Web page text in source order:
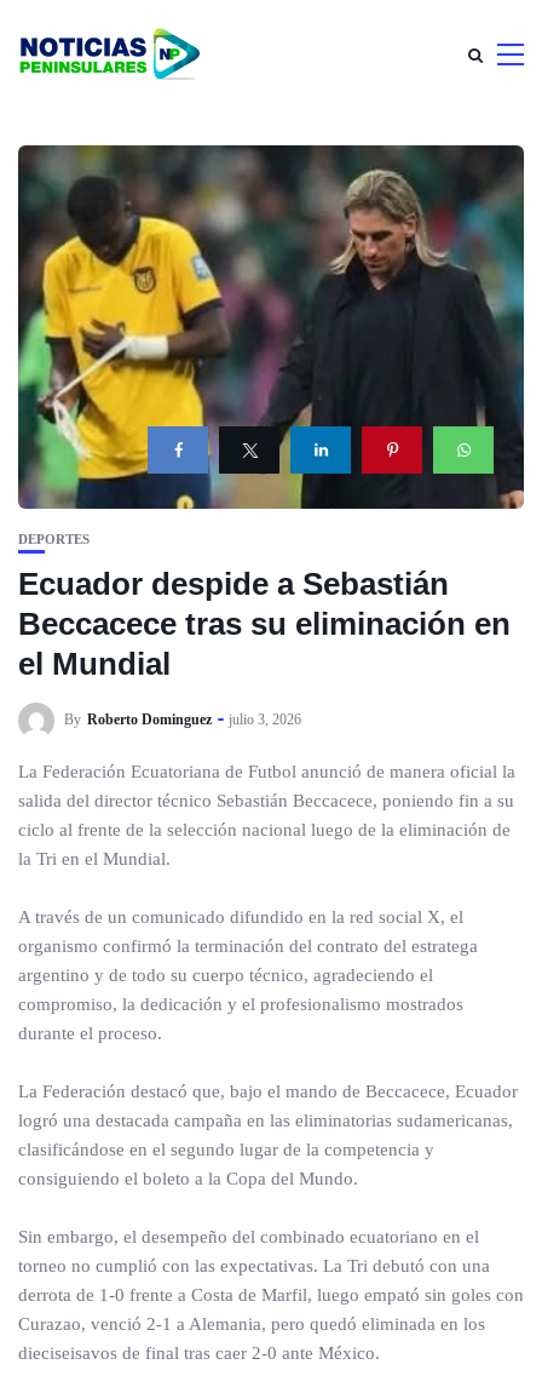
DEPORTES
Ecuador despide a Sebastián
Beccacece tras su eliminación en
el Mundial
By Roberto Dominguez julio 3, 2026
La Federación Ecuatoriana de Futbol anunció de manera oficial la
salida del director técnico Sebastián Beccacece, poniendo fin a su
ciclo al frente de la selección nacional luego de la eliminación de
la Tri en el Mundial.
A través de un comunicado difundido en la red social X, el
organismo confirmó la terminación del contrato del estratega
argentino y de todo su cuerpo técnico, agradeciendo el
compromiso, la dedicación y el profesionalismo mostrados
durante el proceso.
La Federación destacó que, bajo el mando de Beccacece, Ecuador
logró una destacada campaña en las eliminatorias sudamericanas,
clasificándose en el segundo lugar de la competencia y
consiguiendo el boleto a la Copa del Mundo.
Sin embargo, el desempeño del combinado ecuatoriano en el
torneo no cumplió con las expectativas. La Tri debutó con una
derrota de 1-0 frente a Costa de Marfil, luego empató sin goles con
Curazao, venció 2-1 a Alemania, pero quedó eliminada en los
dieciseisavos de final tras caer 2-0 ante México.